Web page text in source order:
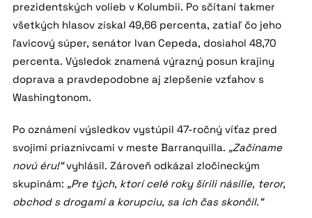
prezidentských volieb v Kolumbii. Po sčítaní takmer
všetkých hlasov získal 49,66 percenta, zatiaľ čo jeho
ľavicový súper, senátor Ivan Cepeda, dosiahol 48,70
percenta. Výsledok znamená výrazný posun krajiny
doprava a pravdepodobne aj zlepšenie vzťahov s
Washingtonom.
Po oznámení výsledkov vystúpil 47-ročný víťaz pred
svojimi priaznivcami v meste Barranquilla. „Začíname
novú éru!“vyhlásil. Zároveň odkázal zločineckým
skupinám: „Pre tých, ktorí celé roky šírili násilie, teror,
obchod s drogami a korupciu, sa ich čas skončil.“